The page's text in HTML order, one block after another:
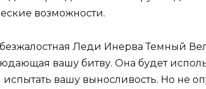
возможности.
Леди Инерва Темный
вашу битву. Она будет
вашу выносливость. Но не